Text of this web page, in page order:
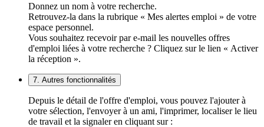
Donnez un nom à votre recherche.
Retrouvez-la dans la rubrique « Mes alertes emploi » de votre
espace personnel.
Vous souhaitez recevoir par e-mail les nouvelles offres
d'emploi liées à votre recherche ? Cliquez sur le lien « Activer
la réception ».
7. Autres fonctionnalités
Depuis le détail de l'offre d'emploi, vous pouvez l'ajouter à
votre sélection, l'envoyer à un ami, l'imprimer, localiser le lieu
de travail et la signaler en cliquant sur :